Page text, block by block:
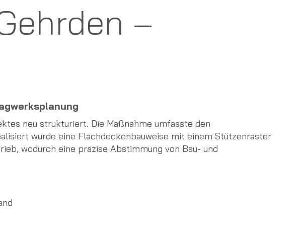
–
neu strukturiert. Die Maßnahme umfasste den
wurde eine Flachdeckenbauweise mit einem Stützenraster
wodurch eine präzise Abstimmung von Bau- und